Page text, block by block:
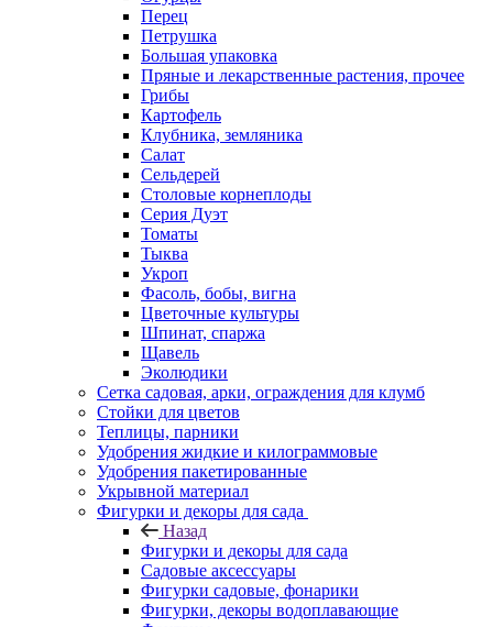
Перец
Петрушка
Большая упаковка
Пряные и лекарственные растения, прочее
Грибы
Картофель
Клубника, земляника
Салат
Сельдерей
Столовые корнеплоды
Серия Дуэт
Томаты
Тыква
Укроп
Фасоль, бобы, вигна
Цветочные культуры
Шпинат, спаржа
Щавель
Эколюдики
Сетка садовая, арки, ограждения для клумб
Стойки для цветов
Теплицы, парники
Удобрения жидкие и килограммовые
Удобрения пакетированные
Укрывной материал
Фигурки и декоры для сада
Назад
Фигурки и декоры для сада
Садовые аксессуары
Фигурки садовые, фонарики
Фигурки, декоры водоплавающие